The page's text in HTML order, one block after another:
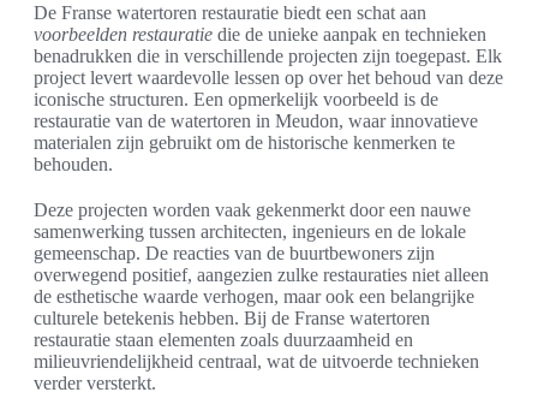
De Franse watertoren restauratie biedt een schat aan
voorbeelden restauratie die de unieke aanpak en technieken
benadrukken die in verschillende projecten zijn toegepast. Elk
project levert waardevolle lessen op over het behoud van deze
iconische structuren. Een opmerkelijk voorbeeld is de
restauratie van de watertoren in Meudon, waar innovatieve
materialen zijn gebruikt om de historische kenmerken te
behouden.
Deze projecten worden vaak gekenmerkt door een nauwe
samenwerking tussen architecten, ingenieurs en de lokale
gemeenschap. De reacties van de buurtbewoners zijn
overwegend positief, aangezien zulke restauraties niet alleen
de esthetische waarde verhogen, maar ook een belangrijke
culturele betekenis hebben. Bij de Franse watertoren
restauratie staan elementen zoals duurzaamheid en
milieuvriendelijkheid centraal, wat de uitvoerde technieken
verder versterkt.